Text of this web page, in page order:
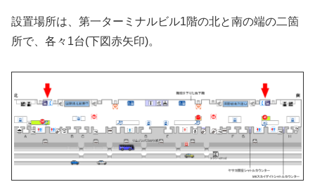
設置場所は、第一ターミナルビル1階の北と南の端の二箇
所で、各々1台(下図赤矢印)。